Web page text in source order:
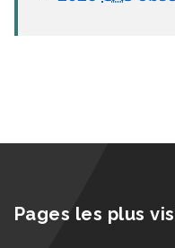
Pages les plus